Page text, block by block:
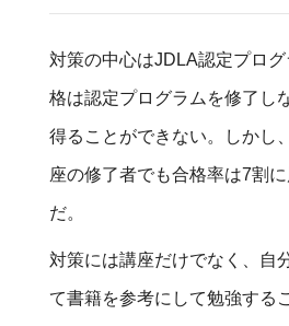
対策の中心はJDLA認定プロ
格は認定プログラムを修了し
得ることができない。しかし
座の修了者でも合格率は7割
だ。
対策には講座だけでなく、自
て書籍を参考にして勉強する